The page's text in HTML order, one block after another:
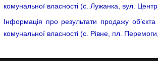
комунальної власності (с. Лужанка, вул.
Інформація про результати продажу об’єкта
комунальної власності (c. Рівне, пл.